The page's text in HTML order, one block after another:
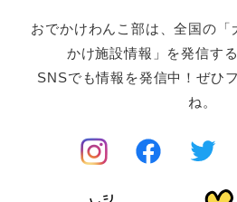
おでかけわんこ部は、全国の「
かけ施設情報」を発信す
SNSでも情報を発信中！ぜひ
ね。